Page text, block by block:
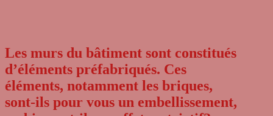
Les murs du bâtiment sont constitués
d’éléments préfabriqués. Ces
éléments, notamment les briques,
sont-ils pour vous un embellissement,